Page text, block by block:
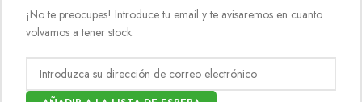
¡No te preocupes! Introduce tu email y te avisaremos en cuanto
volvamos a tener stock.